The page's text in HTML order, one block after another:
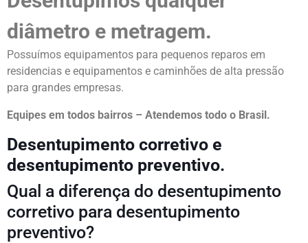
diâmetro e metragem.
Possuímos equipamentos para pequenos reparos em
residencias e equipamentos e caminhões de alta pressão
para grandes empresas.
Equipes em todos bairros – Atendemos todo o Brasil.
Desentupimento corretivo e
desentupimento preventivo.
Qual a diferença do desentupimento
corretivo para desentupimento
preventivo?